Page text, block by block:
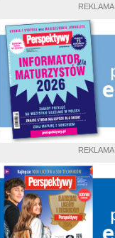
REKLAMA
REKLAMA